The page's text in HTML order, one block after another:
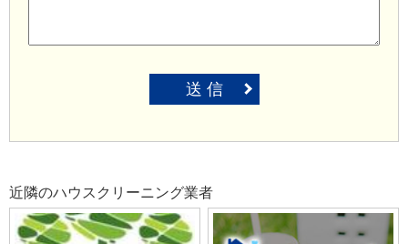
送 信
近隣のハウスクリーニング業者